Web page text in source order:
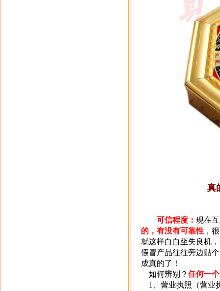
真
可信程度： 现在
的，有没有可靠性 ，
就这样白白坐失良机
假冒产品往往旁边贴个
成真的了！
如何辨别？ 任何一
1
、营业执照（营